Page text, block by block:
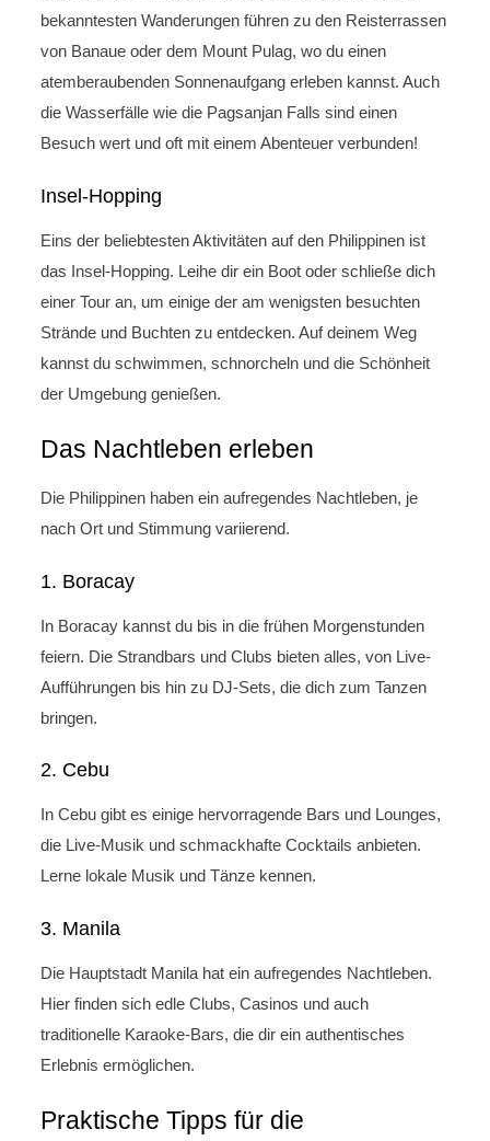
bekanntesten Wanderungen führen zu den Reisterrassen
von Banaue oder dem Mount Pulag, wo du einen
atemberaubenden Sonnenaufgang erleben kannst. Auch
die Wasserfälle wie die Pagsanjan Falls sind einen
Besuch wert und oft mit einem Abenteuer verbunden!
Insel-Hopping
Eins der beliebtesten Aktivitäten auf den Philippinen ist
das Insel-Hopping. Leihe dir ein Boot oder schließe dich
einer Tour an, um einige der am wenigsten besuchten
Strände und Buchten zu entdecken. Auf deinem Weg
kannst du schwimmen, schnorcheln und die Schönheit
der Umgebung genießen.
Das Nachtleben erleben
Die Philippinen haben ein aufregendes Nachtleben, je
nach Ort und Stimmung variierend.
1. Boracay
In Boracay kannst du bis in die frühen Morgenstunden
feiern. Die Strandbars und Clubs bieten alles, von Live-
Aufführungen bis hin zu DJ-Sets, die dich zum Tanzen
bringen.
2. Cebu
In Cebu gibt es einige hervorragende Bars und Lounges,
die Live-Musik und schmackhafte Cocktails anbieten.
Lerne lokale Musik und Tänze kennen.
3. Manila
Die Hauptstadt Manila hat ein aufregendes Nachtleben.
Hier finden sich edle Clubs, Casinos und auch
traditionelle Karaoke-Bars, die dir ein authentisches
Erlebnis ermöglichen.
Praktische Tipps für die